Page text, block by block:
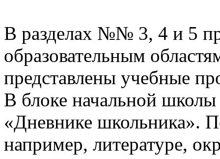
В разделах №№ 3, 4 и 5
образовательным
представлены учебные
В блоке начальной
«Дневнике школьника».
например, литературе,